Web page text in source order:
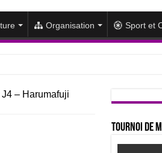
Organisation Sport et
victoires face à un Hoshoryu diminué
J4 – Harumafuji
Tournoi de